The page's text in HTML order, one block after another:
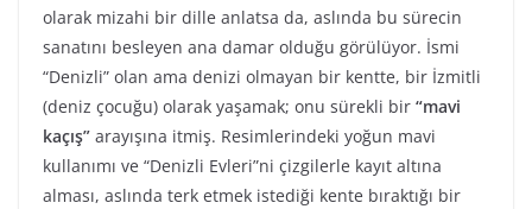
olarak mizahi bir dille anlatsa da, aslında bu sürecin
sanatını besleyen ana damar olduğu görülüyor. İsmi
“Denizli” olan ama denizi olmayan bir kentte, bir İzmitli
(deniz çocuğu) olarak yaşamak; onu sürekli bir “mavi
kaçış” arayışına itmiş. Resimlerindeki yoğun mavi
kullanımı ve “Denizli Evleri”ni çizgilerle kayıt altına
alması, aslında terk etmek istediği kente bıraktığı bir